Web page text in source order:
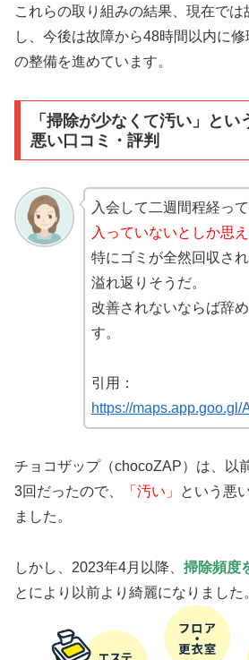
これらの取り組みの結果、現在で
し、今後は故障から48時間以内に
の整備を進めています。
「掃除が少なくて汚い」と
悪い口コミ・評判
入会して二週間程経って
入っていないとしか思え
特にゴミが全然回収さ
溢れ返りそうだ。
改善されないならば辞
す。
引用：
https://
チョコザップ（chocoZAP）は、以
3回だったので、
「汚い」
という悪
ました。
しかし、2023年4月以降、 掃除頻度
とにより以前より綺麗になりました